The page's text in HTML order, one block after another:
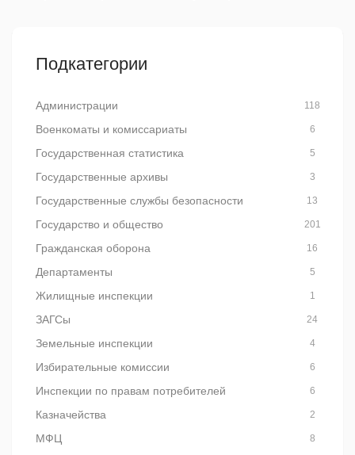
Подкатегории
Администрации 118
Военкоматы и комиссариаты 6
Государственная статистика 5
Государственные архивы 3
Государственные службы безопасности 13
Государство и общество 201
Гражданская оборона 16
Департаменты 5
Жилищные инспекции 1
ЗАГСы 24
Земельные инспекции 4
Избирательные комиссии 6
Инспекции по правам потребителей 6
Казначейства 2
МФЦ 8